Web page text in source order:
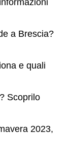
a Brescia?
e quali
Scoprilo
2023,